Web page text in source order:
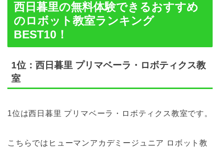
西日暮里の無料体験できるおすすめ
のロボット教室ランキング
BEST10！
1位：西日暮里 プリマベーラ・ロボティクス教
室
1位は西日暮里 プリマベーラ・ロボティクス教室です。
こちらではヒューマンアカデミージュニア ロボット教